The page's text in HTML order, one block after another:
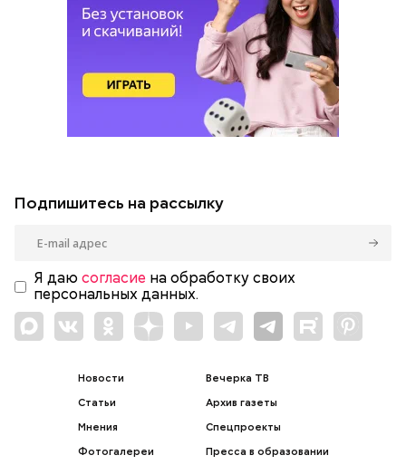
Подпишитесь на рассылку
Я даю согласие на обработку своих
персональных данных.
Новости
Статьи
Мнения
Фотогалереи
Вечерка ТВ
Архив газеты
Спецпроекты
Пресса в образовании